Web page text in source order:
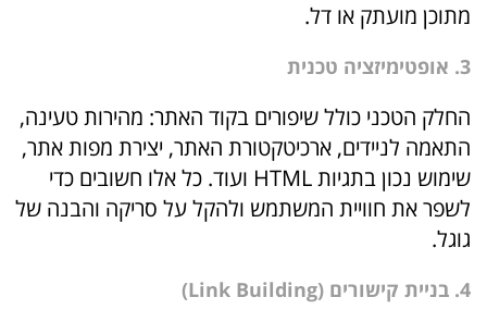
מתוכן מועתק או דל.
3. אופטימיזציה טכנית
החלק הטכני כולל שיפורים בקוד האתר: מהירות טעינה,
התאמה לניידים, ארכיטקטורת האתר, יצירת מפות אתר,
שימוש נכון בתגיות HTML ועוד. כל אלו חשובים כדי
לשפר את חוויית המשתמש ולהקל על סריקה והבנה של
גוגל.
4. בניית קישורים (Link Building)